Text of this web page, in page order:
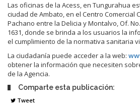
Las oficinas de la Acess, en Tungurahua
ciudad de Ambato, en el Centro Comercial
Pachano entre la Delicia y Montalvo, Of. No.
1631, donde se brinda a los usuarios la
el cumplimiento de la normativa sanitaria
La ciudadanía puede acceder a la web:
obtener la información que necesiten
de la Agencia.
Comparte esta publicación:
Tweet